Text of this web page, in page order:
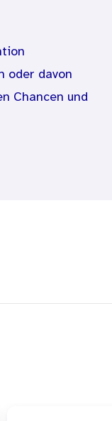
oder davon
Chancen und